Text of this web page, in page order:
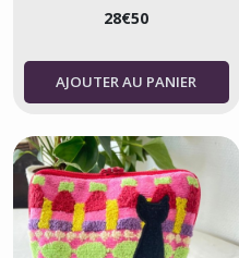
28€50
AJOUTER AU PANIER